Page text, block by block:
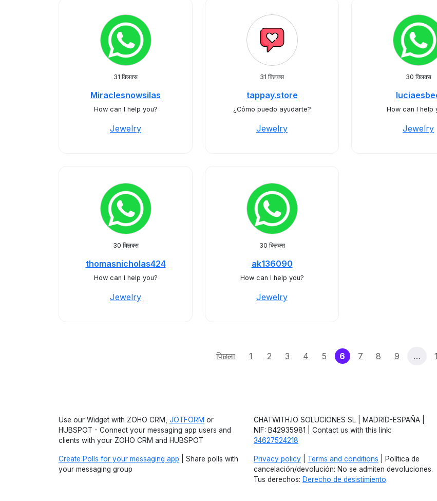
31 क्लिक्स
Miraclesnowsilas
How can I help you?
Jewelry
31 क्लिक्स
tappay.store
¿Cómo puedo ayudarte?
Jewelry
30 क्लिक्स
How can I help
Jewelry
30 क्लिक्स
thomasnicholas424
How can I help you?
Jewelry
30 क्लिक्स
ak136090
How can I help you?
Jewelry
पिछला 1 2 3 4 5 6 (current)
7 8 9 …
Use our Widget with ZOHO CRM, JOTFORM or
HUBSPOT - Connect your messaging app users and
clients with your ZOHO CRM and HUBSPOT
Create Polls for your messaging app | Share polls with
your messaging group
CHATWITH.IO SOLUCIONES SL | MADRID-ESPAÑA |
NIF: B42935981 | Contact us with this link:
34627524218
Privacy policy Terms and conditions | Política de
cancelación/devolución: No se admiten devoluciones.
Tus derechos: Derecho de desistimiento.